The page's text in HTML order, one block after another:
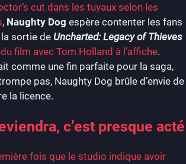
cut dans les tuyaux selon les
, Naughty Dog espère contenter les fans
la sortie de Uncharted: Legacy of Thieves
du film avec Tom Holland à l’affiche.
comme une fin parfaite pour la saga,
pas, Naughty Dog brûle d’envie de
la licence.
c’est presque acté
fois que le studio indique avoir